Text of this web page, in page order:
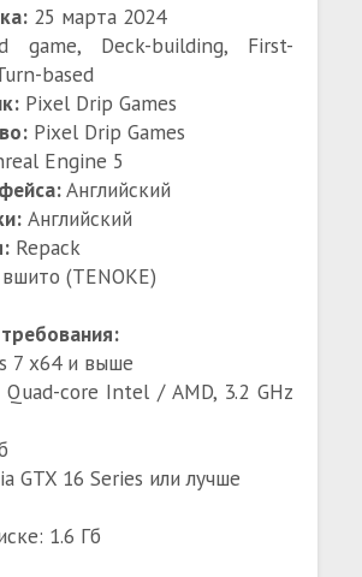
25 марта 2024
game, Deck-building, First-
based
Pixel Drip Games
Pixel Drip Games
Engine 5
Английский
Английский
Repack
(TENOKE)
7 x64 и выше
core Intel / AMD, 3.2 GHz
GTX 16 Series или лучше
1.6 Гб